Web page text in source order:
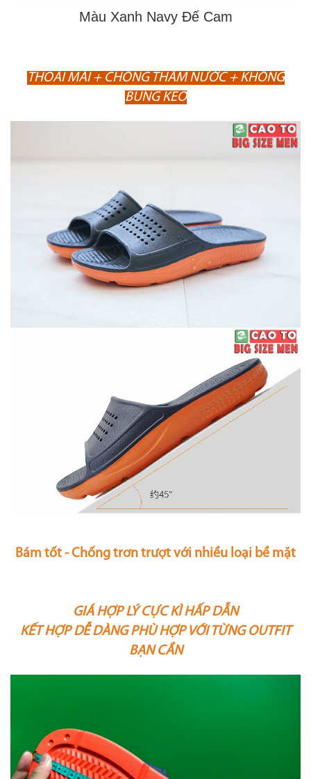
Màu Xanh Navy Đế Cam
THOẢI MÁI + CHỐNG THẤM NƯỚC + KHÔNG
BUNG KEO
Bám tốt - Chống trơn trượt với nhiều loại bề mặt
GIÁ HỢP LÝ CỰC KÌ HẤP DẪN
KẾT HỢP DỄ DÀNG PHÙ HỢP VỚI TỪNG OUTFIT
BẠN CẦN